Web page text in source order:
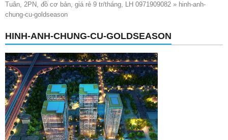
Tuân, 2PN, đồ cơ bản, giá rẻ 9 tr/tháng, LH 0971909082 » hinh-anh-
chung-cu-goldseason
HINH-ANH-CHUNG-CU-GOLDSEASON